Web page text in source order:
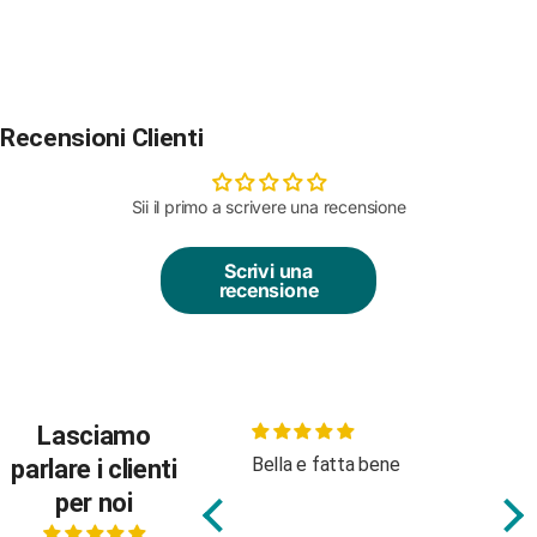
Recensioni Clienti
Sii il primo a scrivere una recensione
Scrivi una
recensione
Lasciamo
parlare i clienti
per noi
Bella e fatta bene
Body molto carino, buon